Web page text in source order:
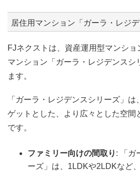
居住用マンション「ガーラ・レジデ
FJネクストは、資産運用型マンショ
マンション「ガーラ・レジデンスシ
ます。
「ガーラ・レジデンスシリーズ」
ゲットとした、より広々とした空間
です。
ファミリー向けの間取り : 「ガ
ーズ」は、1LDKや2LDKなど